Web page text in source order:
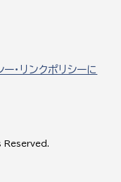
・リンクポリシーに